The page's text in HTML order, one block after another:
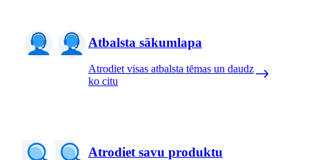
Atbalsta sākumlapa
Atrodiet visas atbalsta tēmas un daudz
ko citu
Atrodiet savu produktu